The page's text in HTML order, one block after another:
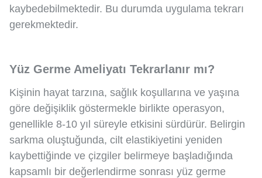
kaybedebilmektedir. Bu durumda uygulama tekrarı
gerekmektedir.
Yüz Germe Ameliyatı Tekrarlanır mı?
Kişinin hayat tarzına, sağlık koşullarına ve yaşına
göre değişiklik göstermekle birlikte operasyon,
genellikle 8-10 yıl süreyle etkisini sürdürür. Belirgin
sarkma oluştuğunda, cilt elastikiyetini yeniden
kaybettiğinde ve çizgiler belirmeye başladığında
kapsamlı bir değerlendirme sonrası yüz germe